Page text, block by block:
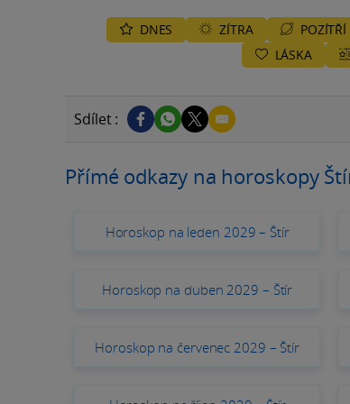
DNES ZÍTRA POZÍTŘÍ
LÁSKA
Sdílet :
Přímé odkazy na horoskopy
Horoskop na leden 2029 – Štír
Horoskop na duben 2029 – Štír
Horoskop na červenec 2029 – Štír